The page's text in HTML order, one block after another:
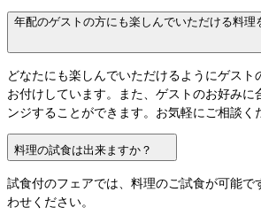
年配のゲストの方にも楽しんでいただける料理
どなたにも楽しんでいただけるようにゲスト
お付けしています。また、ゲストのお好みに
ンジすることができます。お気軽にご相談く
料理の試食は出来ますか？
試食付のフェアでは、料理のご試食が可能で
わせください。